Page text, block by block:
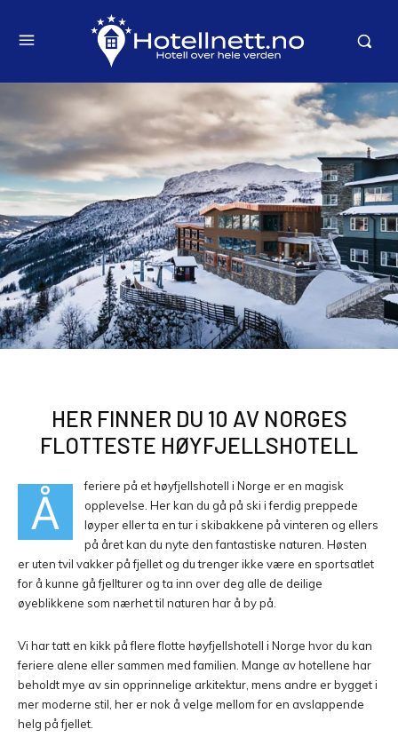
HER FINNER DU 10 AV NORGES
FLOTTESTE HØYFJELLSHOTELL
Å
feriere på et høyfjellshotell i Norge er en magisk
opplevelse. Her kan du gå på ski i ferdig preppede
løyper eller ta en tur i skibakkene på vinteren og ellers
på året kan du nyte den fantastiske naturen. Høsten
er uten tvil vakker på fjellet og du trenger ikke være en sportsatlet
for å kunne gå fjellturer og ta inn over deg alle de deilige
øyeblikkene som nærhet til naturen har å by på.
Vi har tatt en kikk på flere flotte høyfjellshotell i Norge hvor du kan
feriere alene eller sammen med familien. Mange av hotellene har
beholdt mye av sin opprinnelige arkitektur, mens andre er bygget i
mer moderne stil, her er nok å velge mellom for en avslappende
helg på fjellet.